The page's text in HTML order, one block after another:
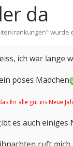
da
" wurde
ich war lange
pöses Mädchen
Ihr alle gut ins Neue
es auch einiges